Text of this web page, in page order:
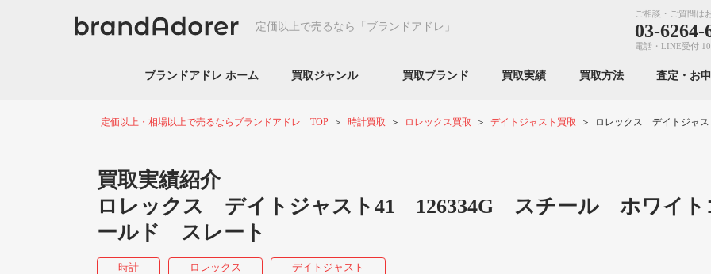
定価以上で売るなら 「ブランドアドレ」
ご相談・ご質問は
03-6264-
電話・LINE受付
ブランドアドレ ホーム 買取ジャンル 買取ブランド 買取実績 買取方法 査定・お
定価以上・相場以上で売るならブランドアドレ TOP 時計買取 ロレックス買取 デイトジャスト買取 ロレックス デイトジャ
買取実績紹介
ロレックス デイトジャスト41 126334G スチール ホワイト
ールド スレート
時計 ロレックス デイトジャスト